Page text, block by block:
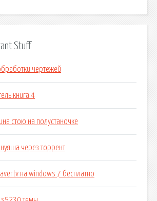
Stuff
чертежей
книга 4
стою на полустаночке
через торрент
на windows 7 бесплатно